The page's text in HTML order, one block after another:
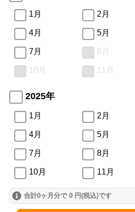
1月 2月
4月 5月
7月 8月
10月 11月
2025年
1月 2月
4月 5月
7月 8月
10月 11月
2024年
合計0ヶ月分で 0 円(税込)です